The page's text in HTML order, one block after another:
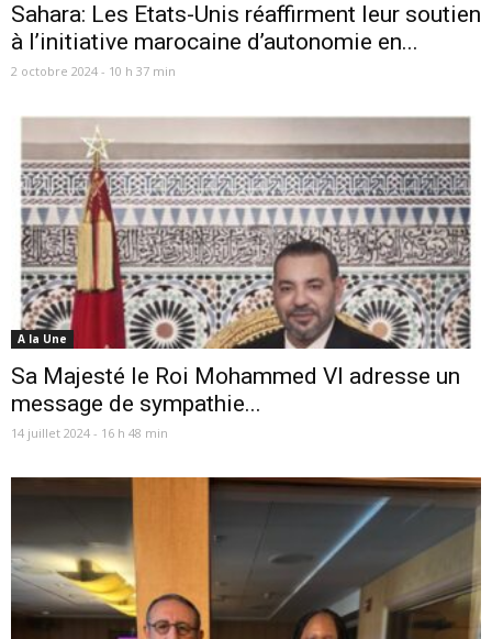
Sahara: Les Etats-Unis réaffirment leur soutien
à l’initiative marocaine d’autonomie en...
2 octobre 2024 - 10 h 37 min
A la Une
Sa Majesté le Roi Mohammed VI adresse un
message de sympathie...
14 juillet 2024 - 16 h 48 min